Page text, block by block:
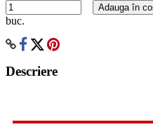
buc.
Adauga în
Descriere